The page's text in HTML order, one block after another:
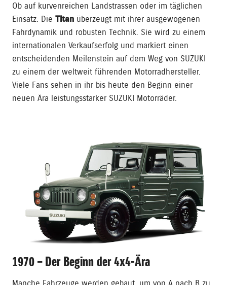
Ob auf kurvenreichen Landstrassen oder im täglichen
Einsatz: Die Titan überzeugt mit ihrer ausgewogenen
Fahrdynamik und robusten Technik. Sie wird zu einem
internationalen Verkaufserfolg und markiert einen
entscheidenden Meilenstein auf dem Weg von SUZUKI
zu einem der weltweit führenden Motorradhersteller.
Viele Fans sehen in ihr bis heute den Beginn einer
neuen Ära leistungsstarker SUZUKI Motorräder.
1970 – Der Beginn der 4x4-Ära